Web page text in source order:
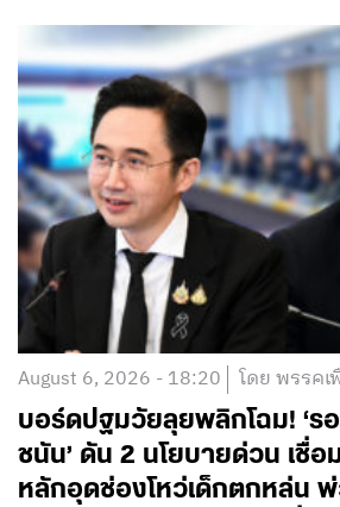
August 6, 2026 - 18:20 โดย พรรคเ
บอร์ดปฐมวัยลุยพลิกโฉม! ‘ร
ชนัน’ ดัน 2 นโยบายด่วน เชื่อ
หลักอุดช่องโหว่เด็กตกหล่น